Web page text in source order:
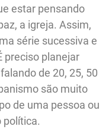
estar pensando
a igreja. Assim,
série sucessiva e
preciso planejar
de 20, 25, 50
são muito
de uma pessoa ou
política.